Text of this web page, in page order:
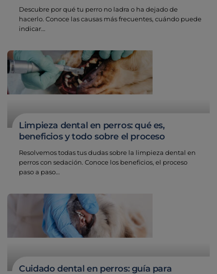
Descubre por qué tu perro no ladra o ha dejado de
hacerlo. Conoce las causas más frecuentes, cuándo puede
indicar…
Limpieza dental en perros: qué es,
beneficios y todo sobre el proceso
Resolvemos todas tus dudas sobre la limpieza dental en
perros con sedación. Conoce los beneficios, el proceso
paso a paso…
Cuidado dental en perros: guía para